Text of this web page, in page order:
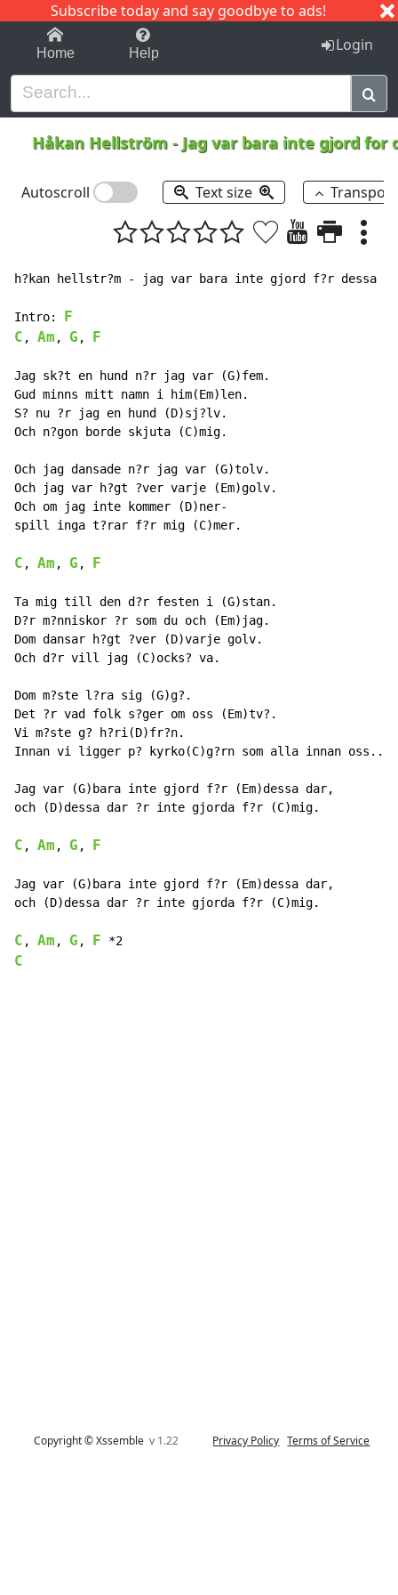
Subscribe today and say goodbye to ads!
1-9 C I J
Home Help Login
Håkan Hellström - Jag var bara inte gjord for
Autoscroll Text size
h?kan hellstr?m - jag var bara inte gjord f?r dessa
Intro:
F
C , Am , G , F
Jag sk?t en hund n?r jag var (G)fem.
Gud minns mitt namn i him(Em)len.
S? nu ?r jag en hund (D)sj?lv.
Och n?gon borde skjuta (C)mig.
Och jag dansade n?r jag var (G)tolv.
Och jag var h?gt ?ver varje (Em)golv.
Och om jag inte kommer (D)ner-
spill inga t?rar f?r mig (C)mer.
C , Am , G , F
Ta mig till den d?r festen i (G)stan.
D?r m?nniskor ?r som du och (Em)jag.
Dom dansar h?gt ?ver (D)varje golv.
Och d?r vill jag (C)ocks? va.
Dom m?ste l?ra sig (G)g?.
Det ?r vad folk s?ger om oss (Em)tv?.
Vi m?ste g? h?ri(D)fr?n.
Innan vi ligger p? kyrko(C)g?rn som alla innan oss...
Jag var (G)bara inte gjord f?r (Em)dessa dar,
och (D)dessa dar ?r inte gjorda f?r (C)mig.
C , Am , G , F
Jag var (G)bara inte gjord f?r (Em)dessa dar,
och (D)dessa dar ?r inte gjorda f?r (C)mig.
C , Am , G , F
C
Copyright © Xssemblev 1.22 Privacy Policy Terms of Service